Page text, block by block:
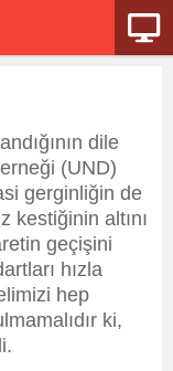
dile
(UND)
gerginliğin de
kestiğinin altını
geçişini
hızla
hep
ki,